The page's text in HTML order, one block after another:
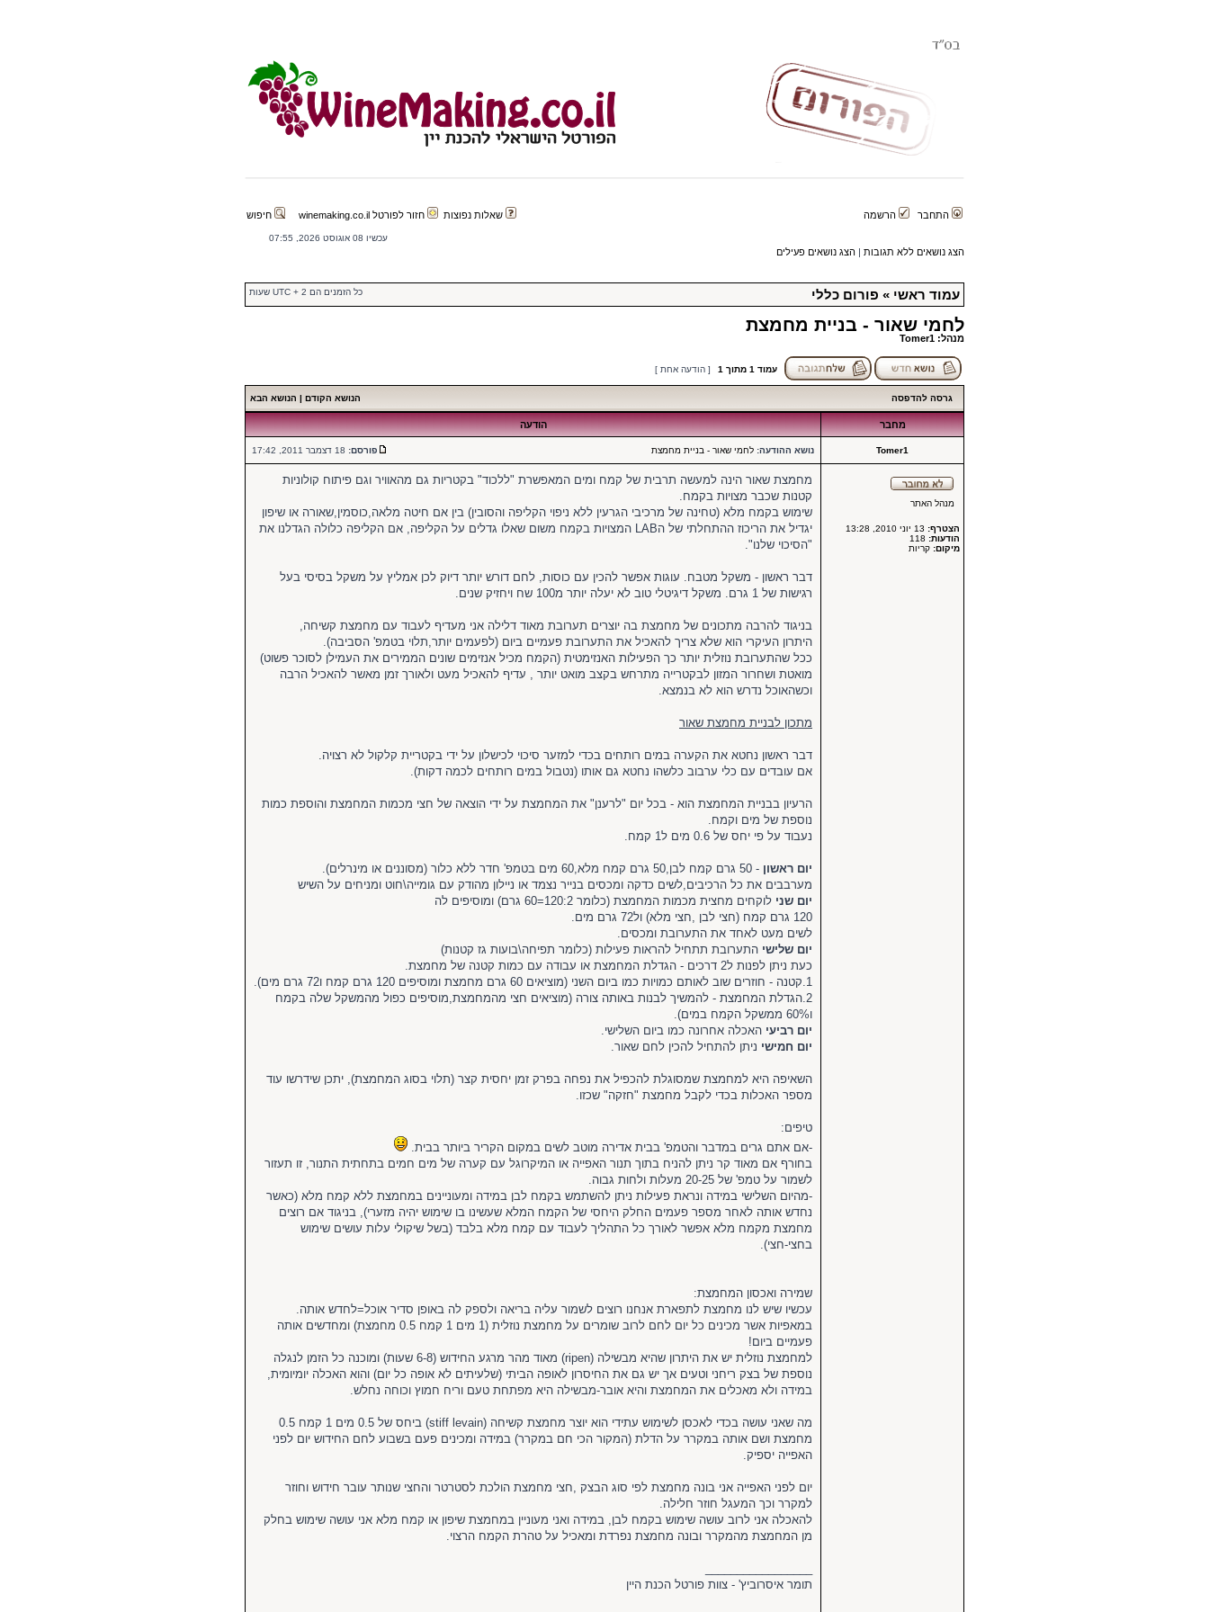
התחבר הרשמה שאלות נפוצות חזור לפורטל winemaking.co.il חיפוש
עכשיו 08 אוגוסט 2026, 07:55
הצג נושאים ללא תגובות | הצג נושאים פעילים
עמוד ראשי » פורום כללי כל הזמנים הם UTC + 2 שעות
לחמי שאור - בניית מחמצת
מנהל: Tomer1
עמוד 1 מתוך 1 [ הודעה אחת ]
גרסה להדפסה הנושא הקודם | הנושא הבא
מחבר הודעה
Tomer1 נושא ההודעה: לחמי שאור - בניית מחמצת פורסם:
מנהל האתר
הצטרף:
הודעות:
מיקום: קריות
מחמצת שאור הינה למעשה תרבית של קמח ומים המאפשרת "ללכוד" בקטריות גם מהאוויר וגם פיתוח קולוניות
קטנות שכבר מצויות בקמח.
שימוש בקמח מלא (טחינה של מרכיבי הגרעין ללא ניפוי הקליפה והסובין) בין אם חיטה מלאה,כוסמין,שאורה או שיפון
יגדיל את הריכוז ההתחלתי של הLAB המצויות בקמח משום שאלו גדלים על הקליפה, אם הקליפה כלולה הגדלנו את
"הסיכוי שלנו".
דבר ראשון - משקל מטבח. עוגות אפשר להכין עם כוסות, לחם דורש יותר דיוק לכן אמליץ על משקל בסיסי בעל
רגישות של 1 גרם. משקל דיגיטלי טוב לא יעלה יותר מ100 שח ויחזיק שנים.
בניגוד להרבה מתכונים של מחמצת בה יוצרים תערובת מאוד דלילה אני מעדיף לעבוד עם מחמצת קשיחה,
היתרון העיקרי הוא שלא צריך להאכיל את התערובת פעמיים ביום (לפעמים יותר,תלוי בטמפ' הסביבה).
ככל שהתערובת נוזלית יותר כך הפעילות האנזימטית (הקמח מכיל אנזימים שונים הממירים את העמילן לסוכר פשוט)
מואטת ושחרור המזון לבקטרייה מתרחש בקצב מואט יותר , עדיף להאכיל מעט ולאורך זמן מאשר להאכיל הרבה
וכשהאוכל נדרש הוא לא בנמצא.
מתכון לבניית מחמצת שאור
דבר ראשון נחטא את הקערה במים רותחים בכדי למזער סיכוי לכישלון על ידי בקטריית קלקול לא רצויה.
אם עובדים עם כלי ערבוב כלשהו נחטא גם אותו (נטבול במים רותחים לכמה דקות).
הרעיון בבניית המחמצת הוא - בכל יום "לרענן" את המחמצת על ידי הוצאה של חצי מכמות המחמצת והוספת כמות
נוספת של מים וקמח.
נעבוד על פי יחס של 0.6 מים ל1 קמח.
יום ראשון - 50 גרם קמח לבן,50 גרם קמח מלא,60 מים בטמפ' חדר ללא כלור (מסוננים או מינרלים).
מערבבים את כל הרכיבים,לשים כדקה ומכסים בנייר נצמד או ניילון מהודק עם גומייה\חוט ומניחים על השיש
יום שני לוקחים מחצית מכמות המחמצת (כלומר 120:2=60 גרם) ומוסיפים לה
120 גרם קמח (חצי לבן ,חצי מלא) ול72 גרם מים.
לשים מעט לאחד את התערובת ומכסים.
יום שלישי התערובת תתחיל להראות פעילות (כלומר תפיחה\בועות גז קטנות)
כעת ניתן לפנות ל2 דרכים - הגדלת המחמצת או עבודה עם כמות קטנה של מחמצת.
1.קטנה - חוזרים שוב לאותם כמויות כמו ביום השני (מוציאים 60 גרם מחמצת ומוסיפים 120 גרם קמח ו72 גרם מים).
2.הגדלת המחמצת - להמשיך לבנות באותה צורה (מוציאים חצי מהמחמצת,מוסיפים כפול מהמשקל שלה בקמח
ו60% ממשקל הקמח במים).
יום רביעי האכלה אחרונה כמו ביום השלישי.
יום חמישי ניתן להתחיל להכין לחם שאור.
השאיפה היא למחמצת שמסוגלת להכפיל את נפחה בפרק זמן יחסית קצר (תלוי בסוג המחמצת), יתכן שידרשו עוד
מספר האכלות בכדי לקבל מחמצת "חזקה" שכזו.
טיפים:
-אם אתם גרים במדבר והטמפ' בבית אדירה מוטב לשים במקום הקריר ביותר בבית.
בחורף אם מאוד קר ניתן להניח בתוך תנור האפייה או המיקרוגל עם קערה של מים חמים בתחתית התנור, זו תעזור
לשמור על טמפ' של 20-25 מעלות ולחות גבוה.
-מהיום השלישי במידה ונראת פעילות ניתן להשתמש בקמח לבן במידה ומעוניינים במחמצת ללא קמח מלא (כאשר
נחדש אותה לאחר מספר פעמים החלק היחסי של הקמח המלא שעשינו בו שימוש יהיה מזערי), בניגוד אם רוצים
מחמצת מקמח מלא אפשר לאורך כל התהליך לעבוד עם קמח מלא בלבד (בשל שיקולי עלות עושים שימוש
בחצי-חצי).
שמירה ואכסון המחמצת:
עכשיו שיש לנו מחמצת לתפארת אנחנו רוצים לשמור עליה בריאה ולספק לה באופן סדיר אוכל=לחדש אותה.
במאפיות אשר מכינים כל יום לחם לרוב שומרים על מחמצת נוזלית (1 מים 1 קמח 0.5 מחמצת) ומחדשים אותה
פעמיים ביום!
למחמצת נוזלית יש את היתרון שהיא מבשילה (ripen) מאוד מהר מרגע החידוש (6-8 שעות) ומוכנה כל הזמן לנגלה
נוספת של בצק ריחני וטעים אך יש גם את החיסרון לאופה הביתי (שלעיתים לא אופה כל יום) והוא האכלה יומיומית,
במידה ולא מאכלים את המחמצת והיא אובר-מבשילה היא מפתחת טעם וריח חמוץ וכוחה נחלש.
מה שאני עושה בכדי לאכסן לשימוש עתידי הוא יוצר מחמצת קשיחה (stiff levain) ביחס של 0.5 מים 1 קמח 0.5
מחמצת ושם אותה במקרר על הדלת (המקור הכי חם במקרר) במידה ומכינים פעם בשבוע לחם החידוש יום לפני
האפייה יספיק.
יום לפני האפייה אני בונה מחמצת לפי סוג הבצק ,חצי מחמצת הולכת לסטרטר והחצי שנותר עובר חידוש וחוזר
למקרר וכך המעגל חוזר חלילה.
להאכלה אני לרוב עושה שימוש בקמח לבן, במידה ואני מעוניין במחמצת שיפון או קמח מלא אני עושה שימוש בחלק
מן המחמצת מהמקרר ובונה מחמצת נפרדת ומאכיל על טהרת הקמח הרצוי.
תומר איסרוביץ' - צוות פורטל הכנת היין